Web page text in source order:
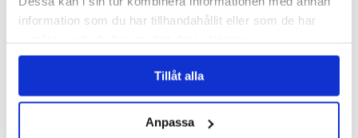
information som du har tillhandahållit eller som de har
Tillåt alla
Anpassa
ARTIKELNR: 211628 ARTIKELNR:4012349